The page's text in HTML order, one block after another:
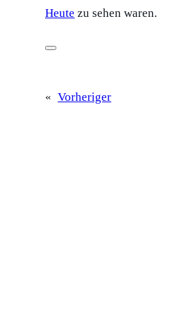
Heute zu sehen waren.
« Vorheriger